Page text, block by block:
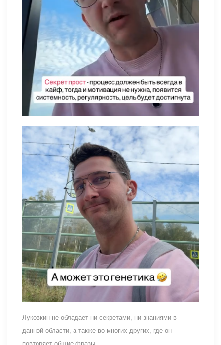
Луковкин не обладает ни секретами, ни знаниями в
данной области, а также во многих других, где он
повторяет общие фразы.